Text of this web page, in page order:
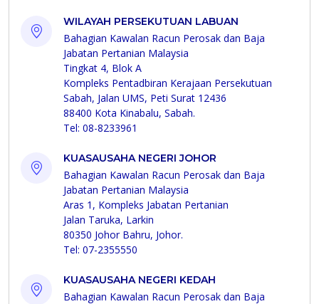
WILAYAH PERSEKUTUAN LABUAN
Bahagian Kawalan Racun Perosak dan Baja
Jabatan Pertanian Malaysia
Tingkat 4, Blok A
Kompleks Pentadbiran Kerajaan Persekutuan
Sabah, Jalan UMS, Peti Surat 12436
88400 Kota Kinabalu, Sabah.
Tel: 08-8233961
KUASAUSAHA NEGERI JOHOR
Bahagian Kawalan Racun Perosak dan Baja
Jabatan Pertanian Malaysia
Aras 1, Kompleks Jabatan Pertanian
Jalan Taruka, Larkin
80350 Johor Bahru, Johor.
Tel: 07-2355550
KUASAUSAHA NEGERI KEDAH
Bahagian Kawalan Racun Perosak dan Baja